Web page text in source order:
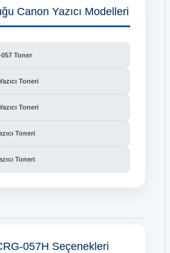
Canon Yazıcı Modelleri
Toner
Toneri
Toneri
Toneri
Toneri
057H Seçenekleri